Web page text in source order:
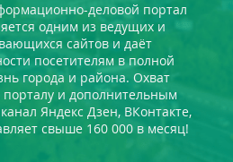
деловой портал
одним из ведущих и
сайтов и даёт
посетителям в полной
города и района. Охват
и дополнительным
Яндекс Дзен, ВКонтакте,
свыше 160 000 в месяц!